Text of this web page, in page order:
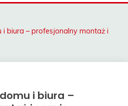
biura – profesjonalny montaż i
i biura –